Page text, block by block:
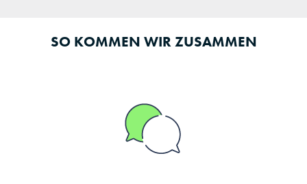
SO KOMMEN WIR ZUSAMMEN